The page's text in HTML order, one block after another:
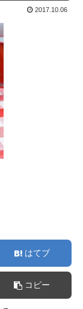
2017.10.06
はてブ
コピー